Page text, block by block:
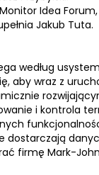
Idea
Jakub Tuta.
według
aby wraz z
i kontrola
dostarczają
firmę Mark-